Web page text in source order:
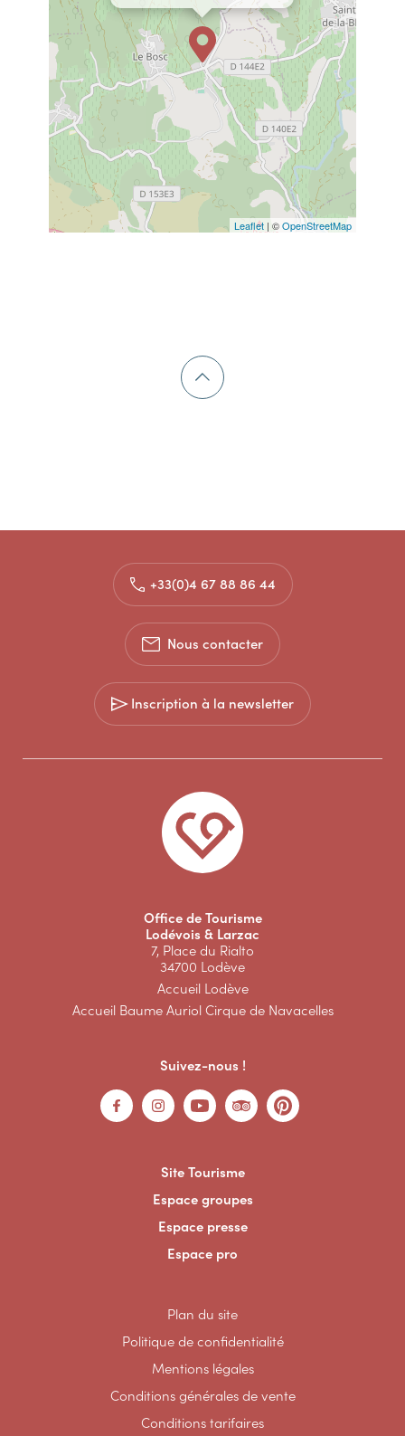
Leaflet | ©OpenStreetMap
+33(0)4 67 88 86 44
Nous contacter
Inscription à la newsletter
Office de Tourisme
Lodévois & Larzac
7, Place du Rialto
34700 Lodève
Accueil Lodève
Accueil Baume Auriol Cirque de Navacelles
Suivez-nous !
Site Tourisme
Espace groupes
Espace presse
Espace pro
Plan du site
Politique de confidentialité
Mentions légales
Conditions générales de vente
Conditions tarifaires